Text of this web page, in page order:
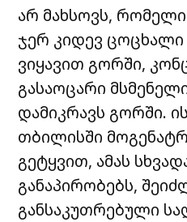
არ მახსოვს,
ჯერ კიდევ
ვიყავით გორში,
გასაოცარი
დამიკრავს გორში.
თბილისში
გეტყვით, ამას
განაპირობებს,
განსაკუთრებული